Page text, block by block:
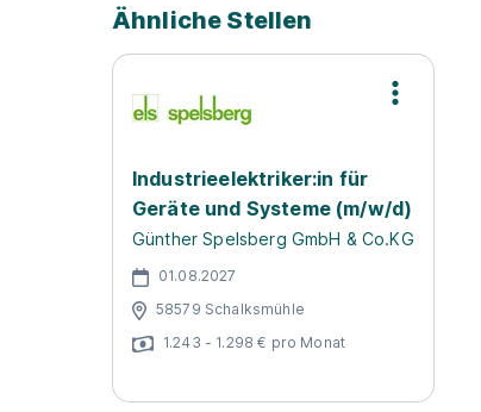
Ähnliche Stellen
Industrieelektriker:in für
Geräte und Systeme (m/w/d)
Günther Spelsberg GmbH & Co.KG
01.08.2027
58579 Schalksmühle
1.243 - 1.298 € pro Monat